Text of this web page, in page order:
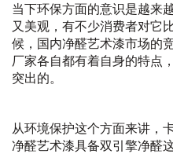
当下环保方面的意识是越来
又美观，有不少消费者对它
候，国内净醛艺术漆市场的
厂家各自都有着自身的特点
突出的。
从环境保护这个方面来讲，
净醛艺术漆具备双引擎净醛